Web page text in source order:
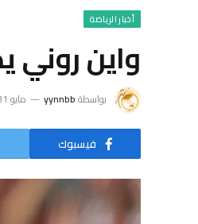
أخبار الرياضة
واين روني
بواسطةyynnbb مايو 31, 2026
فيسبوك